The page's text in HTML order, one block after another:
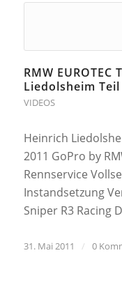
RMW
Liedolsheim
VIDEOS
Heinrich
2011 GoPro by
Rennservice
Instandsetzung
Sniper R3 Racing
31. Mai 2011 / 0